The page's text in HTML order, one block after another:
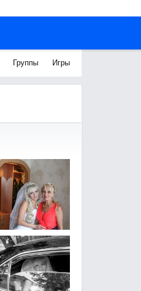
Группы Игры